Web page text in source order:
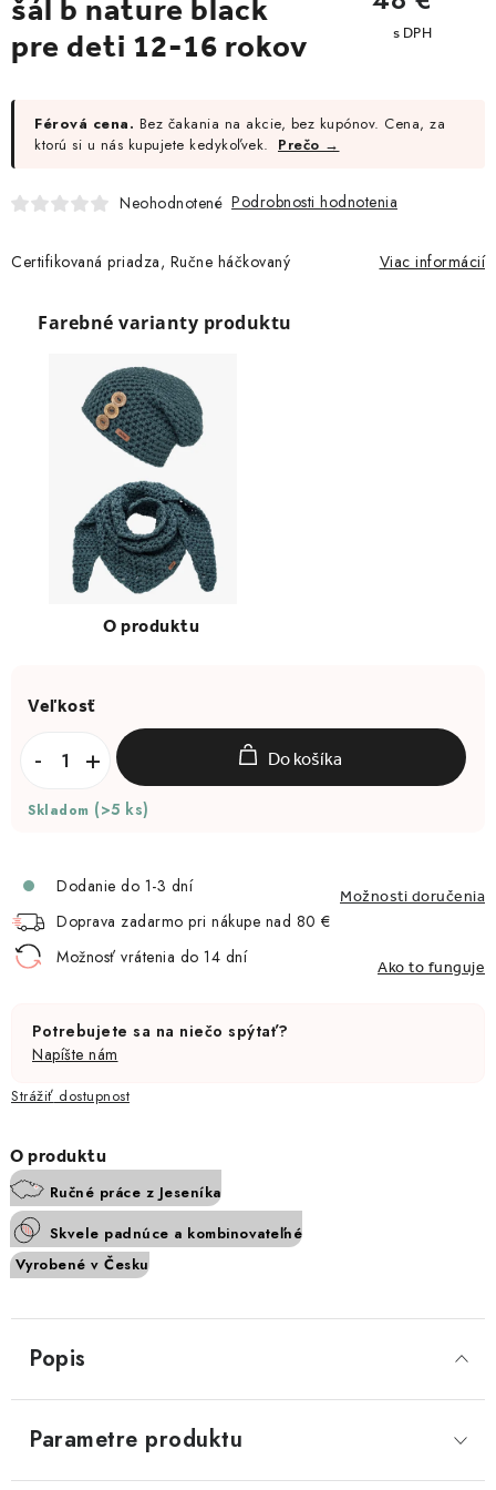
Moja objednávka
šál b nature black
pre deti 12-16 rokov
Neohodnotené Podrobnosti hodnotenia
Férová cena. Bez čakania na akcie, bez kupónov. Cena, za
ktorú si u nás kupujete kedykoľvek. Prečo →
Certifikovaná priadza, Ručne háčkovaný Viac informácií
Do košíka
Skladom (>5 ks)
Dodanie do 1-3 dní Možnosti doručenia
Doprava zadarmo pri nákupe nad 80 €
Možnosť vrátenia do 14 dní
Ako to funguje
Potrebujete sa na niečo spýtať?
Napíšte nám
Strážiť
Ručné práce z Jeseníka
Skvele padnúce a kombinovateľné
Vyrobené v Česku
Popis
Parametre produktu